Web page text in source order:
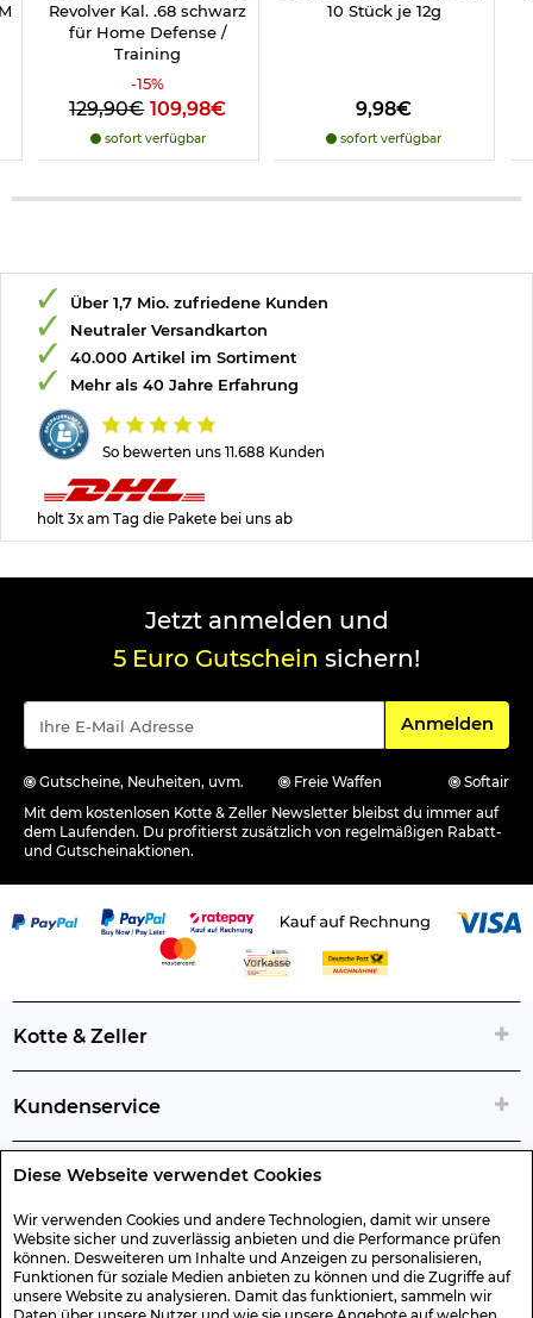
Diese Webseite verwendet Cookies
Wir verwenden Cookies und andere Technologien, damit wir unsere
Website sicher und zuverlässig anbieten und die Performance prüfen
können. Desweiteren um Inhalte und Anzeigen zu personalisieren,
Funktionen für soziale Medien anbieten zu können und die Zugriffe auf
unsere Website zu analysieren. Damit das funktioniert, sammeln wir
Revolver Kal. .68 schwarz
für Home Defense /
Training
-15%
129,90€ 109,98€
sofort verfügbar
10 Stück je 12g
9,98€
sofort verfügbar
So bewerten uns 11.688 Kunden
Über 1,7 Mio. zufriedene Kunden
Neutraler Versandkarton
40.000 Artikel im Sortiment
Mehr als 40 Jahre Erfahrung
holt 3x am Tag die Pakete bei uns ab
Jetzt anmelden und
5 Euro Gutschein sichern!
Für den
Anmelden
Gutscheine, Neuheiten, uvm. Freie Waffen
Softair
Mit dem kostenlosen Kotte & Zeller Newsletter bleibst du immer auf
dem Laufenden. Du profitierst zusätzlich von regelmäßigen Rabatt-
und Gutscheinaktionen.
Kotte & Zeller
Kundenservice
Rechtliche Artikelinfos
Geschenk-Gutscheine